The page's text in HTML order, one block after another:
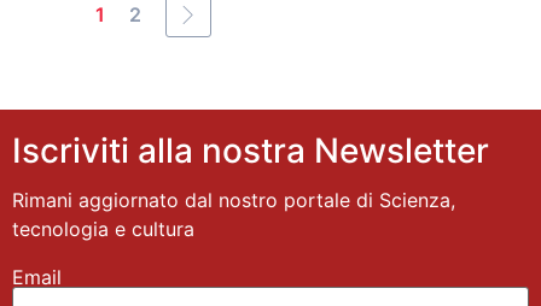
1 2
Iscriviti alla nostra Newsletter
Rimani aggiornato dal nostro portale di Scienza,
tecnologia e cultura
Email